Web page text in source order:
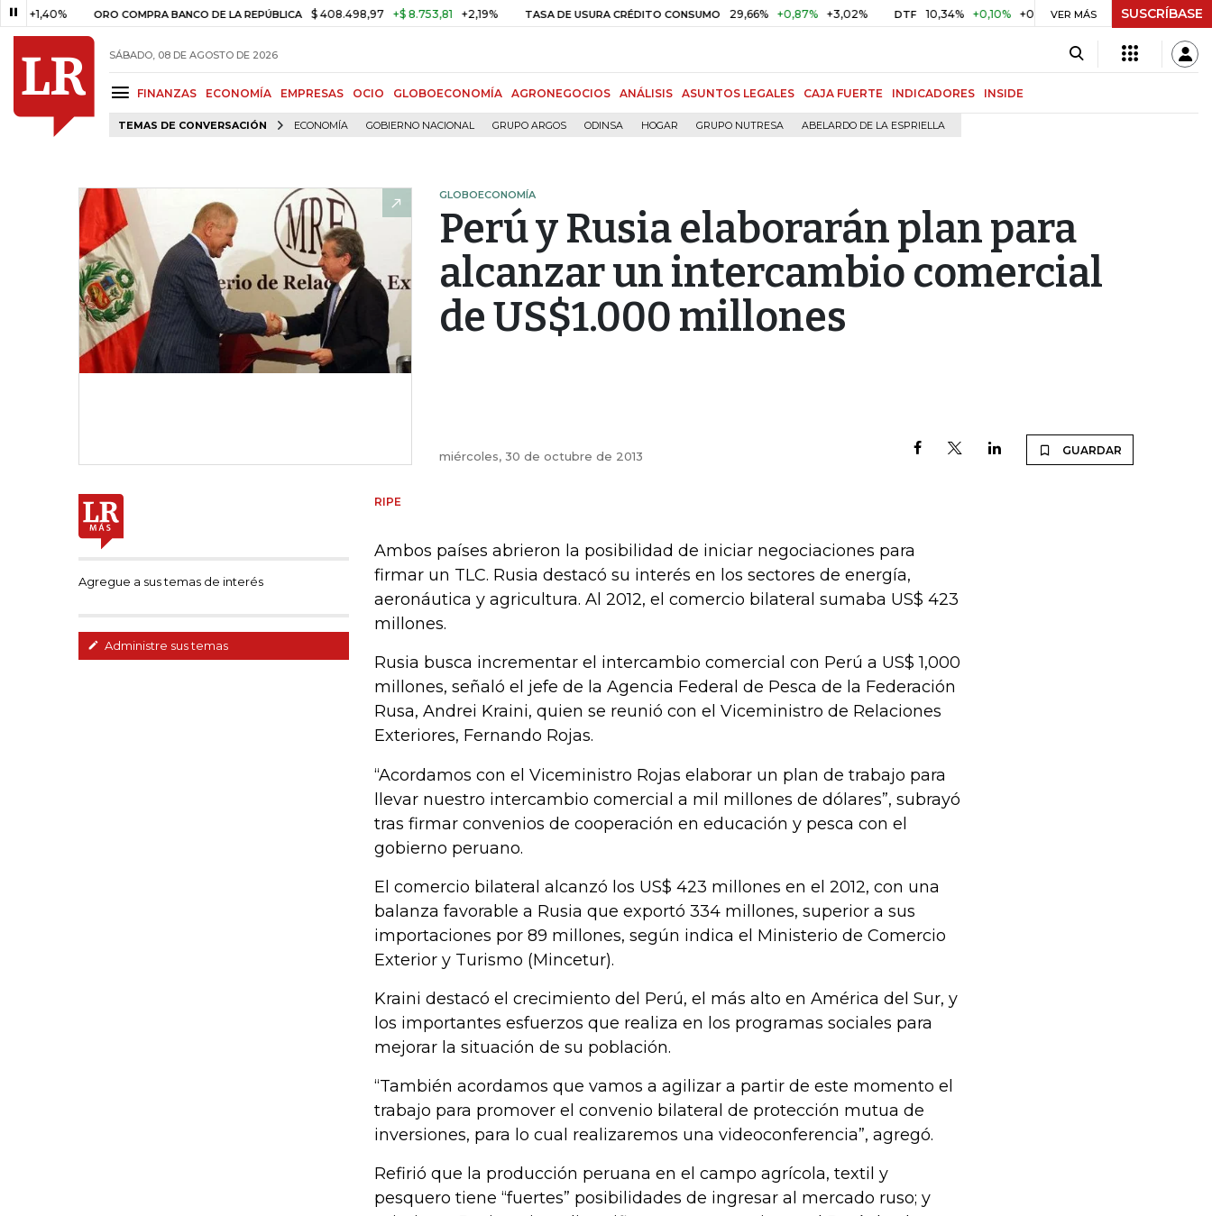
ORO COMPRA BANCO DE LA REPÚBLICA $ 408.498,97 +$ 8.753,81 +2,19% TASA DE USURA CRÉDITO CONSUMO 29,66% +0,87% +3,02% DTF 10,34% +0,10% +0,98% UVR $ 416,96 +$ 0,05
VER MÁS SUSCRÍBASE
SÁBADO, 08 DE AGOSTO DE 2026
FINANZAS ECONOMÍA EMPRESAS OCIO GLOBOECONOMÍA AGRONEGOCIOS ANÁLISIS ASUNTOS LEGALES CAJA FUERTE INDICADORES INSIDE
TEMAS DE CONVERSACIÓN ECONOMÍA GOBIERNO NACIONAL GRUPO ARGOS ODINSA HOGAR GRUPO NUTRESA ABELARDO DE LA ESPRIELLA
GLOBOECONOMÍA
Perú y Rusia elaborarán plan para
alcanzar un intercambio comercial
de US$1.000 millones
miércoles, 30 de octubre de 2013 GUARDAR
Agregue a sus temas de interés
Administre sus temas
RIPE
Ambos países abrieron la posibilidad de iniciar negociaciones para
firmar un TLC. Rusia destacó su interés en los sectores de energía,
aeronáutica y agricultura. Al 2012, el comercio bilateral sumaba US$ 423
millones.
Rusia busca incrementar el intercambio comercial con Perú a US$ 1,000
millones, señaló el jefe de la Agencia Federal de Pesca de la Federación
Rusa, Andrei Kraini, quien se reunió con el Viceministro de Relaciones
Exteriores, Fernando Rojas.
“Acordamos con el Viceministro Rojas elaborar un plan de trabajo para
llevar nuestro intercambio comercial a mil millones de dólares”, subrayó
tras firmar convenios de cooperación en educación y pesca con el
gobierno peruano.
El comercio bilateral alcanzó los US$ 423 millones en el 2012, con una
balanza favorable a Rusia que exportó 334 millones, superior a sus
importaciones por 89 millones, según indica el Ministerio de Comercio
Exterior y Turismo (Mincetur).
Kraini destacó el crecimiento del Perú, el más alto en América del Sur, y
los importantes esfuerzos que realiza en los programas sociales para
mejorar la situación de su población.
“También acordamos que vamos a agilizar a partir de este momento el
trabajo para promover el convenio bilateral de protección mutua de
inversiones, para lo cual realizaremos una videoconferencia”, agregó.
Refirió que la producción peruana en el campo agrícola, textil y
pesquero tiene “fuertes” posibilidades de ingresar al mercado ruso; y